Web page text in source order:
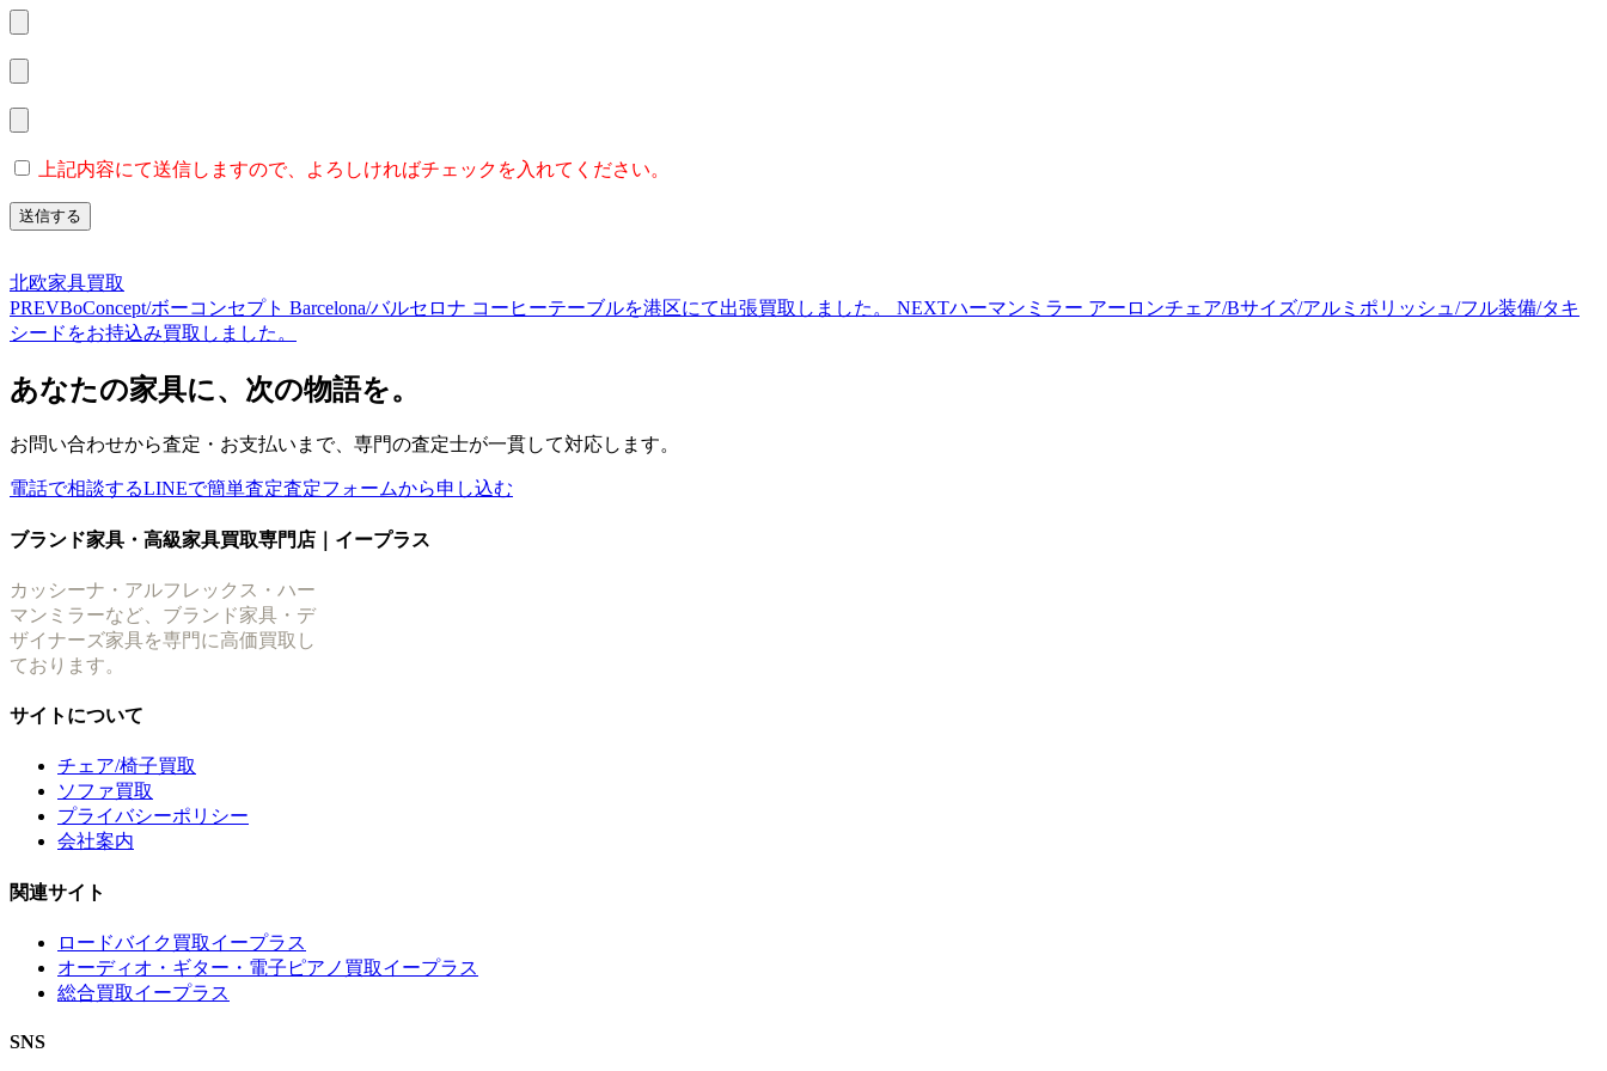
上記内容にて送信しますので、よろしければチェックを入れてください。
北欧家具買取
PREVBoConcept/ボーコンセプト Barcelona/バルセロナ コーヒーテーブルを港区にて出張買取しました。 NEXTハーマンミラー アーロンチェア/Bサイズ/アルミポリッシュ/フル装備/タキ
シードをお持込み買取しました。
あなたの家具に、次の物語を。
お問い合わせから査定・お支払いまで、専門の査定士が一貫して対応します。
電話で相談するLINEで簡単査定査定フォームから申し込む
ブランド家具・高級家具買取専門店｜イープラス
カッシーナ・アルフレックス・ハー
マンミラーなど、ブランド家具・デ
ザイナーズ家具を専門に高価買取し
ております。
サイトについて
チェア/椅子買取
ソファ買取
プライバシーポリシー
会社案内
関連サイト
ロードバイク買取イープラス
オーディオ・ギター・電子ピアノ買取イープラス
総合買取イープラス
SNS